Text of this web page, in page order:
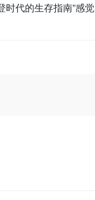
时代的生存指南”感觉